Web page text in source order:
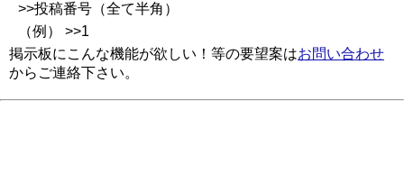
>>投稿番号（全て半角）
（例） >>1
掲示板にこんな機能が欲しい！等の要望案はお問い合わせ
からご連絡下さい。